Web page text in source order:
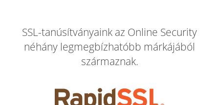
SSL-tanúsítványaink az Online Security
néhány legmegbízhatóbb márkájából
származnak.